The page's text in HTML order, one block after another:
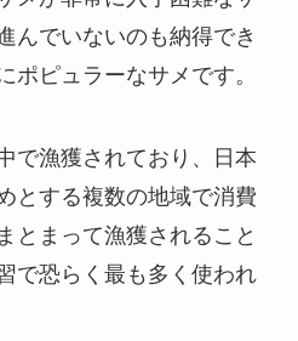
んでいないのも納得でき
ポピュラーなサメです。
で漁獲されており、日本
とする複数の地域で消費
とまって漁獲されること
で恐らく最も多く使われ